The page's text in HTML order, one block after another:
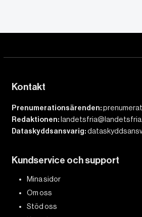
Kontakt
Prenumerationsärenden:
Redaktionen:
Dataskyddsansvarig:
Kundservice och support
Mina sidor
Om oss
Stöd oss